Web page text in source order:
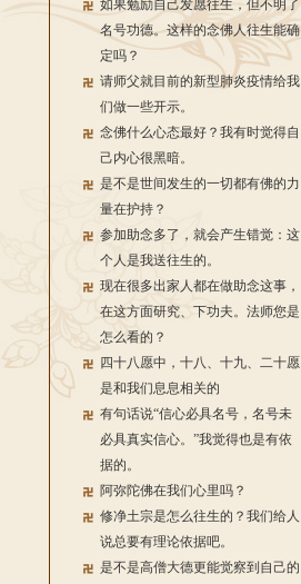
如果勉励自己发愿往生，但不明了
名号功德。这样的念佛人往生能确
定吗？
请师父就目前的新型肺炎疫情给我
们做一些开示。
念佛什么心态最好？我有时觉得自
己内心很黑暗。
是不是世间发生的一切都有佛的力
量在护持？
参加助念多了，就会产生错觉：这
个人是我送往生的。
现在很多出家人都在做助念这事，
在这方面研究、下功夫。法师您是
怎么看的？
四十八愿中，十八、十九、二十愿
是和我们息息相关的
有句话说“信心必具名号，名号未
必具真实信心。”我觉得也是有依
据的。
阿弥陀佛在我们心里吗？
修净土宗是怎么往生的？我们给人
说总要有理论依据吧。
是不是高僧大德更能觉察到自己的